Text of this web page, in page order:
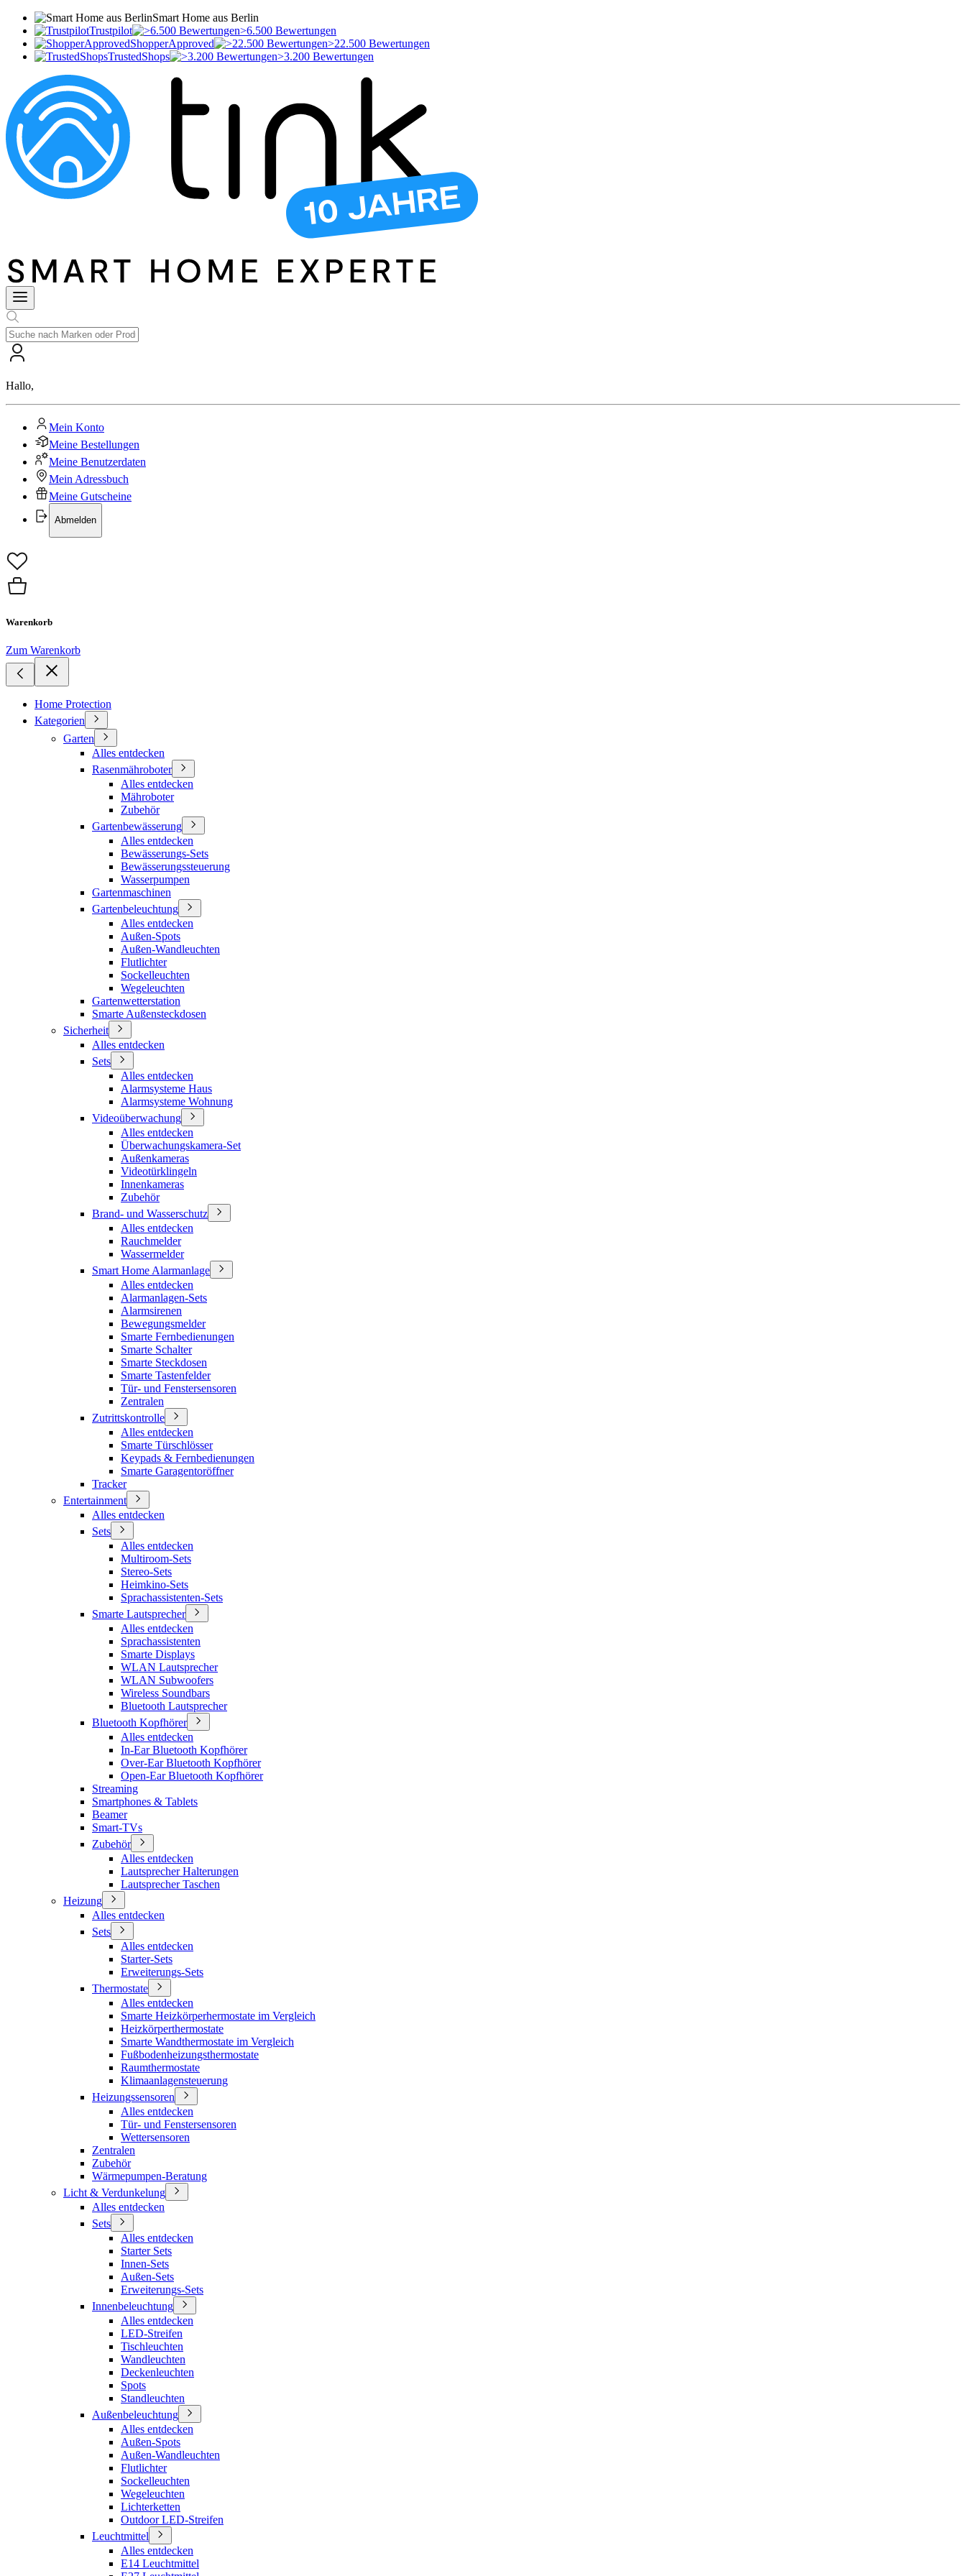
Smart Home aus Berlin
Trustpilot
>6.500 Bewertungen
ShopperApproved
>22.500 Bewertungen
TrustedShops
>3.200 Bewertungen
Hallo,
Mein Konto
Meine Bestellungen
Meine Benutzerdaten
Mein Adressbuch
Meine Gutscheine
Abmelden
Warenkorb
Zum Warenkorb
Home Protection
Kategorien
Garten
Alles entdecken
Rasenmähroboter
Alles entdecken
Mähroboter
Zubehör
Gartenbewässerung
Alles entdecken
Bewässerungs-Sets
Bewässerungssteuerung
Wasserpumpen
Gartenmaschinen
Gartenbeleuchtung
Alles entdecken
Außen-Spots
Außen-Wandleuchten
Flutlichter
Sockelleuchten
Wegeleuchten
Gartenwetterstation
Smarte Außensteckdosen
Sicherheit
Alles entdecken
Sets
Alles entdecken
Alarmsysteme Haus
Alarmsysteme Wohnung
Videoüberwachung
Alles entdecken
Überwachungskamera-Set
Außenkameras
Videotürklingeln
Innenkameras
Zubehör
Brand- und Wasserschutz
Alles entdecken
Rauchmelder
Wassermelder
Smart Home Alarmanlage
Alles entdecken
Alarmanlagen-Sets
Alarmsirenen
Bewegungsmelder
Smarte Fernbedienungen
Smarte Schalter
Smarte Steckdosen
Smarte Tastenfelder
Tür- und Fenstersensoren
Zentralen
Zutrittskontrolle
Alles entdecken
Smarte Türschlösser
Keypads & Fernbedienungen
Smarte Garagentoröffner
Tracker
Entertainment
Alles entdecken
Sets
Alles entdecken
Multiroom-Sets
Stereo-Sets
Heimkino-Sets
Sprachassistenten-Sets
Smarte Lautsprecher
Alles entdecken
Sprachassistenten
Smarte Displays
WLAN Lautsprecher
WLAN Subwoofers
Wireless Soundbars
Bluetooth Lautsprecher
Bluetooth Kopfhörer
Alles entdecken
In-Ear Bluetooth Kopfhörer
Over-Ear Bluetooth Kopfhörer
Open-Ear Bluetooth Kopfhörer
Streaming
Smartphones & Tablets
Beamer
Smart-TVs
Zubehör
Alles entdecken
Lautsprecher Halterungen
Lautsprecher Taschen
Heizung
Alles entdecken
Sets
Alles entdecken
Starter-Sets
Erweiterungs-Sets
Thermostate
Alles entdecken
Smarte Heizkörperhermostate im Vergleich
Heizkörperthermostate
Smarte Wandthermostate im Vergleich
Fußbodenheizungsthermostate
Raumthermostate
Klimaanlagensteuerung
Heizungssensoren
Alles entdecken
Tür- und Fenstersensoren
Wettersensoren
Zentralen
Zubehör
Wärmepumpen-Beratung
Licht & Verdunkelung
Alles entdecken
Sets
Alles entdecken
Starter Sets
Innen-Sets
Außen-Sets
Erweiterungs-Sets
Innenbeleuchtung
Alles entdecken
LED-Streifen
Tischleuchten
Wandleuchten
Deckenleuchten
Spots
Standleuchten
Außenbeleuchtung
Alles entdecken
Außen-Spots
Außen-Wandleuchten
Flutlichter
Sockelleuchten
Wegeleuchten
Lichterketten
Outdoor LED-Streifen
Leuchtmittel
Alles entdecken
E14 Leuchtmittel